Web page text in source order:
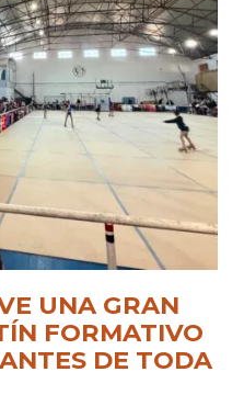
UNA GRAN
FORMATIVO
DE TODA